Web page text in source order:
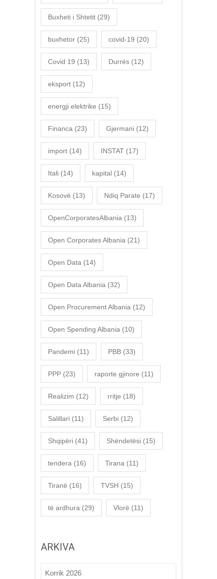
Buxheti i Shtetit (29)
buxhetor (25) covid-19 (20)
Covid 19 (13) Durrës (12)
eksport (12)
energji elektrike (15)
Financa (23) Gjermani (12)
import (14) INSTAT (17)
Itali (14) kapital (14)
Kosovë (13) Ndiq Parate (17)
OpenCorporatesAlbania (13)
Open Corporates Albania (21)
Open Data (14)
Open Data Albania (32)
Open Procurement Albania (12)
Open Spending Albania (10)
Pandemi (11) PBB (33)
PPP (23) raporte gjinore (11)
Realizim (12) rritje (18)
Salillari (11) Serbi (12)
Shqipëri (41) Shëndetësi (15)
tendera (16) Tirana (11)
Tiranë (16) TVSH (15)
të ardhura (29) Vlorë (11)
ARKIVA
Korrik 2026